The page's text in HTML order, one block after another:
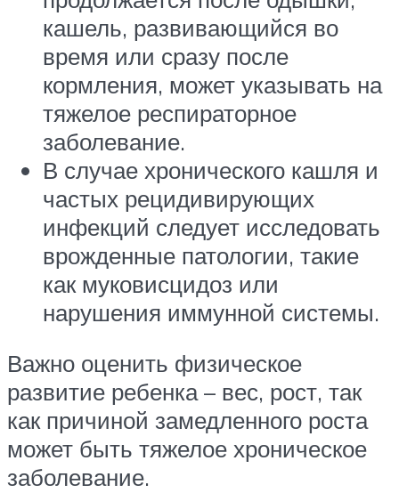
кашель, развивающийся во
время или сразу после
кормления, может указывать на
тяжелое респираторное
заболевание.
В случае хронического кашля и
частых рецидивирующих
инфекций следует исследовать
врожденные патологии, такие
как муковисцидоз или
нарушения иммунной системы.
Важно оценить физическое
развитие ребенка – вес, рост, так
как причиной замедленного роста
может быть тяжелое хроническое
заболевание.